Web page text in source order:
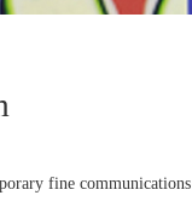
fine communications